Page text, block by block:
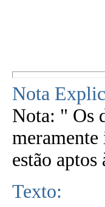
Nota
Nota: " Os
estão
Texto: